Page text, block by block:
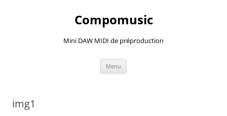
Compomusic
Mini DAW MIDI de préproduction
Menu
img1